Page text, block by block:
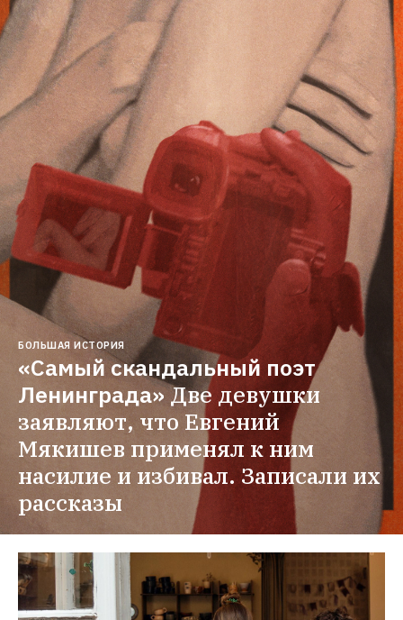
БОЛЬШАЯ ИСТОРИЯ
«Самый скандальный поэт
Ленинграда»Две девушки
заявляют, что Евгений
Мякишев применял к ним
насилие и избивал. Записали их
рассказы